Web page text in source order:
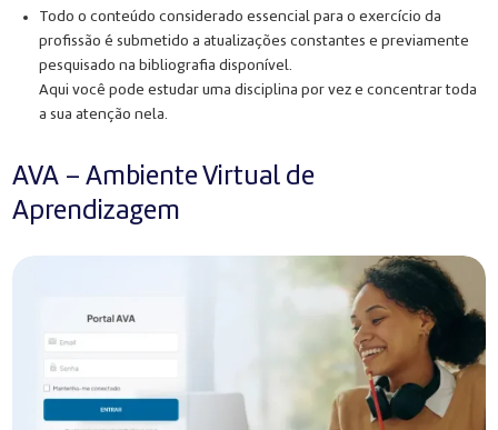
Todo o conteúdo considerado essencial para o exercício da
profissão é submetido a atualizações constantes e previamente
pesquisado na bibliografia disponível.
Aqui você pode estudar uma disciplina por vez e concentrar toda
a sua atenção nela.
AVA – Ambiente Virtual de
Aprendizagem